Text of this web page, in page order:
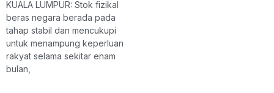
KUALA LUMPUR: Stok fizikal
beras negara berada pada
tahap stabil dan mencukupi
untuk menampung keperluan
rakyat selama sekitar enam
bulan,